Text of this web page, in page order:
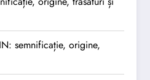
semnificație, origine,